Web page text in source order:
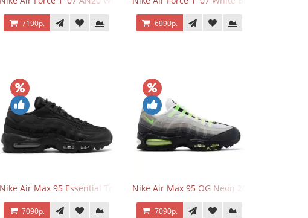
7190р. 6990р.
Nike Air Max 95 Essential Triple Black
7090р.
Nike Air Max 95 OG Neon 2025
7090р.